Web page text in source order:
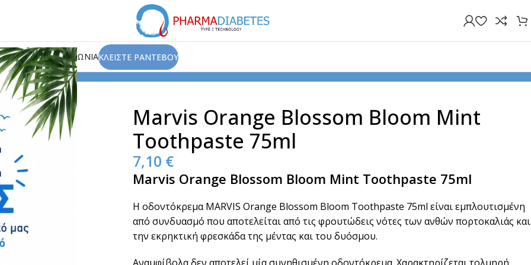
ΑΡΘΡΑΕΠΙΚΟΙΝΩΝΙΑΚΛΕΙΣΤΕ ΡΑΝΤΕΒΟΥ
Οδοντόκρεμες & Στοματικά Διαλύματα
Marvis Orange Blossom Bloom Mint
Toothpaste 75ml
7,10 €
Marvis Orange Blossom Bloom Mint Toothpaste 75ml
Η οδοντόκρεμα MARVIS Orange Blossom Bloom Toothpaste 75ml είναι εμπλουτισμένη
από συνδυασμό που αποτελείται από τις φρουτώδεις νότες των ανθών πορτοκαλιάς και
την εκρηκτική φρεσκάδα της μέντας και του δυόσμου.
Αναμφίβολα δεν αποτελεί μία συνηθισμένη οδοντόκρεμα. Χαρακτηρίζεται τολμηρή,